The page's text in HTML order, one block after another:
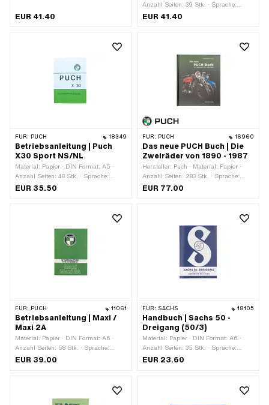
EUR 41.40
Anzahl Seiten: 39 Stk. · Sprache:
Deutsch
EUR 41.40
FÜR: PUCH 18349
Betriebsanleitung | Puch
X30 Sport NS/NL
Material: Papier · DIN Format: A5 ·
Anzahl Seiten: 48 Stk. · Sprache:
Deutsch
EUR 35.50
FÜR: PUCH 16960
Das neue PUCH Buch | Die
Zweiräder von 1890 - 1987
Hersteller: Puch · Material: Papier ·
Anzahl Seiten: 283 Stk. · Sprache:
Deutsch
EUR 77.00
FÜR: PUCH 11061
Betriebsanleitung | Maxi /
Maxi 2A
Material: Papier · DIN Format: A6 ·
Anzahl Seiten: 58 Stk. · Sprache:
Deutsch · Sprache: Französisch
EUR 39.00
FÜR: SACHS 18105
Handbuch | Sachs 50 -
Dreigang (50/3)
Material: Papier · DIN Format: A6 ·
Anzahl Seiten: 35 Stk. · Sprache:
Deutsch
EUR 23.60